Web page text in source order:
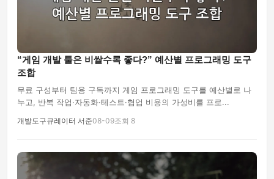
“게임 개발 툴은 비쌀수록 좋다?” 예산별 프로그래밍 도구
조합
무료 구성부터 팀용 구독까지 게임 프로그래밍 도구를 예산별로 나
누고, 반복 작업·자동화·테스트·협업 비용의 가성비를 프로...
개발도구큐레이터 서준08-09조회 8